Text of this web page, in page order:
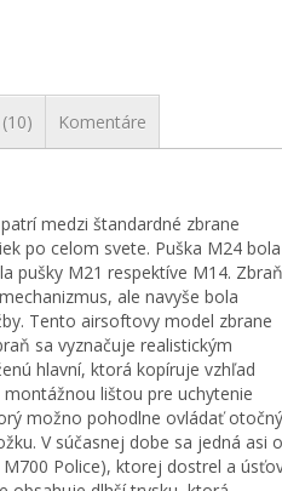
Komentáre
medzi štandardné zbrane
po celom svete. Puška M24 bola
pušky M21 respektíve M14. Zbraň
ale navyše bola
Tento airsoftovy model zbrane
sa vyznačuje realistickým
hlavní, ktorá kopíruje vzhľad
lištou pre uchytenie
možno pohodlne ovládať
V súčasnej dobe sa jedná asi o
Police), ktorej dostrel a